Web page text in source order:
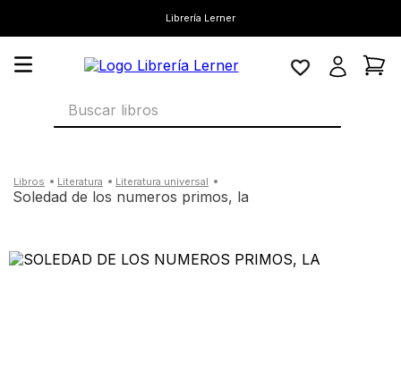
Librería Lerner
Buscar libros
literatura literatura universal
soledad de los numeros primos, la